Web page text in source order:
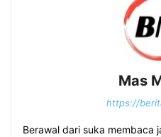
Mas
https://
Berawal dari suka membaca